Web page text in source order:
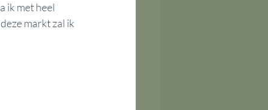
ik met heel
markt zal ik